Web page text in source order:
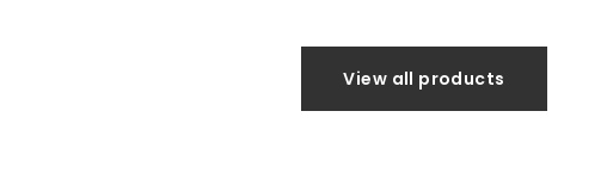
View all products